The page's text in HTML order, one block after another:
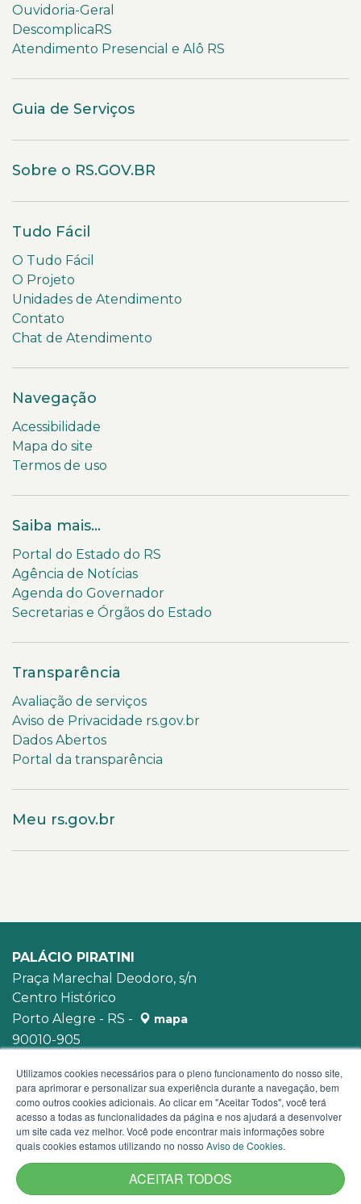
Ouvidoria-Geral
DescomplicaRS
Atendimento Presencial e Alô RS
Guia de Serviços
Sobre o RS.GOV.BR
Tudo Fácil
O Tudo Fácil
O Projeto
Unidades de Atendimento
Contato
Chat de Atendimento
Navegação
Acessibilidade
Mapa do site
Termos de uso
Saiba mais...
Portal do Estado do RS
Agência de Notícias
Agenda do Governador
Secretarias e Órgãos do Estado
Transparência
Avaliação de serviços
Aviso de Privacidade rs.gov.br
Dados Abertos
Portal da transparência
Meu rs.gov.br
PALÁCIO PIRATINI
Praça Marechal Deodoro, s/n
Centro Histórico
Porto Alegre - RS -
mapa
90010-905
Utilizamos cookies necessários para o pleno funcionamento do nosso site,
para aprimorar e personalizar sua experiência durante a navegação, bem
como outros cookies adicionais. Ao clicar em "Aceitar Todos", você terá
acesso a todas as funcionalidades da página e nos ajudará a desenvolver
um site cada vez melhor. Você pode encontrar mais informações sobre
quais cookies estamos utilizando no nosso Aviso de Cookies.
ACEITAR TODOS